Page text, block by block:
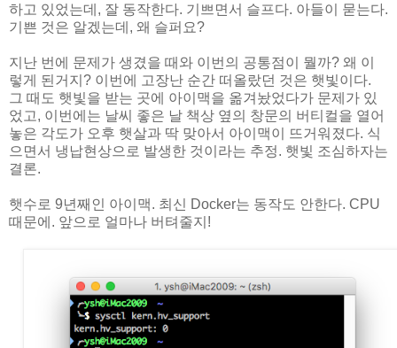
하고 있었는데, 잘 동작한다. 기쁘면서 슬프다. 아들이 묻는다.
기쁜 것은 알겠는데, 왜 슬퍼요?
지난 번에 문제가 생겼을 때와 이번의 공통점이 뭘까? 왜 이
렇게 된거지? 이번에 고장난 순간 떠올랐던 것은 햇빛이다.
그 때도 햇빛을 받는 곳에 아이맥을 옮겨놨었다가 문제가 있
었고, 이번에는 날씨 좋은 날 책상 옆의 창문의 버티컬을 열어
놓은 각도가 오후 햇살과 딱 맞아서 아이맥이 뜨거워졌다. 식
으면서 냉납현상으로 발생한 것이라는 추정. 햇빛 조심하자는
결론.
햇수로 9년째인 아이맥. 최신 Docker는 동작도 안한다. CPU
때문에. 앞으로 얼마나 버텨줄지!